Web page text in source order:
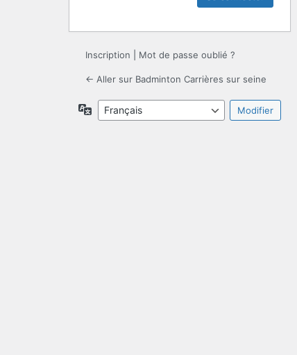
Inscription Mot de passe oublié ?
← Aller sur Badminton Carrières sur seine
Langue